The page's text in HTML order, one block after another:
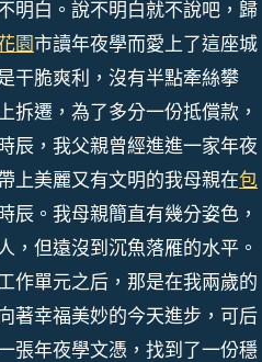
明白。說不明白就不說吧，歸
園市讀年夜學而愛上了這座城
干脆爽利，沒有半點牽絲攀
拆遷，為了多分一份抵償款，
辰，我父親曾經進進一家年夜
上美麗又有文明的我母親在包
。我母親簡直有幾分姿色，
，但遠沒到沉魚落雁的水平。
作單元之后，那是在我兩歲的
著幸福美妙的今天進步，可后
張年夜學文憑，找到了一份穩